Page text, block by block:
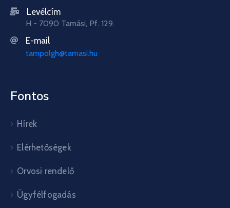
Levélcím
H - 7090 Tamási, Pf. 129.
E-mail
tampolgh@tamasi.hu
Fontos
Hírek
Elérhetőségek
Orvosi rendelő
Ügyfélfogadás